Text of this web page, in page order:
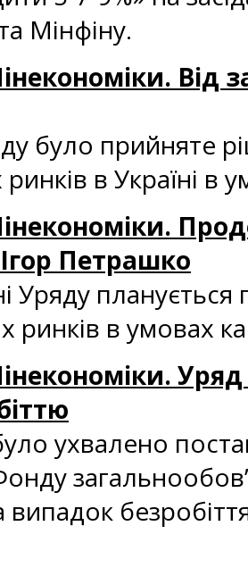
Мінфіну.
Від
було прийняте
в Україні в
Петрашко
Уряду
в умовах
ухвалено